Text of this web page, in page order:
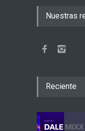
Nuestras
Reciente